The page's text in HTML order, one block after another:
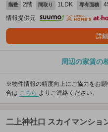
階数 2階 間取り 1LDK 専有面積
情報提供元
詳
周辺の家賃の
※物件情報の精度向上にご協力をお
合は こちら よりご連絡ください。
二上神社口 スカイマンショ